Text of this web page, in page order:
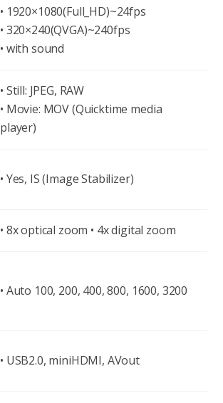
• 1920×1080(Full_HD)~24fps
• 320×240(QVGA)~240fps
• with sound
• Still: JPEG, RAW
• Movie: MOV (Quicktime media
player)
• Yes, IS (Image Stabilizer)
• 8x optical zoom • 4x digital zoom
• Auto 100, 200, 400, 800, 1600, 3200
• USB2.0, miniHDMI, AVout